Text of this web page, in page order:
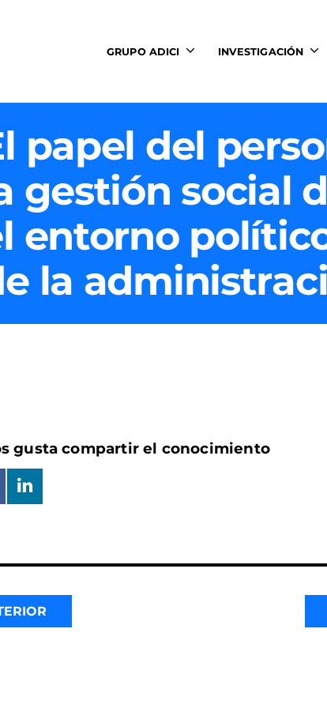
GRUPO ADICI INVESTIGACIÓN
papel del
gestión social
entorno
la
gusta compartir el conocimiento